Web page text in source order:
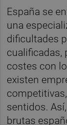
España se
una
dificultades
cualificadas,
costes con
existen
sentidos.
brutas